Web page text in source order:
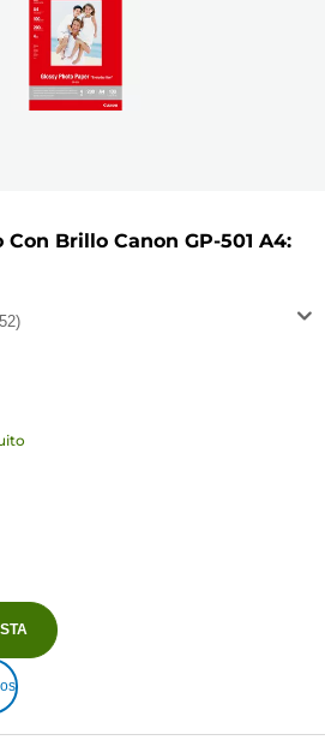
Brillo Canon GP-501 A4: